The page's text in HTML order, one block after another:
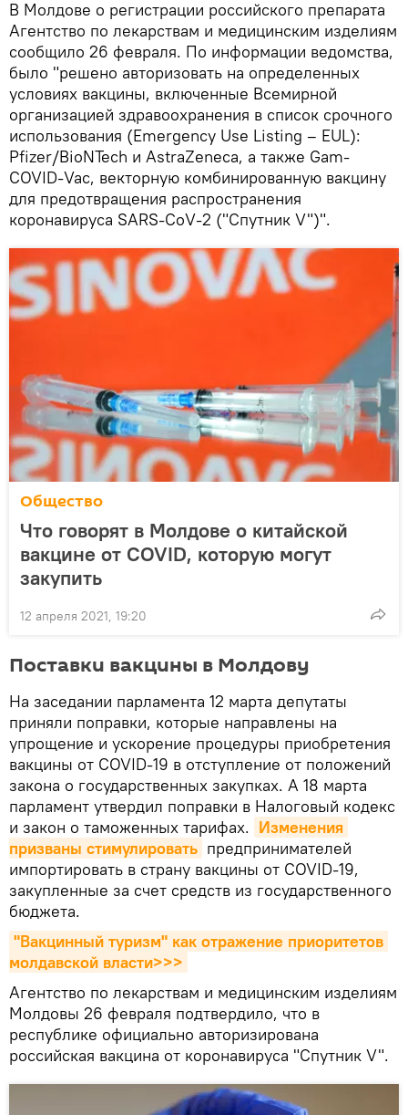
В Молдове о регистрации российского препарата
Агентство по лекарствам и медицинским изделиям
сообщило 26 февраля. По информации ведомства,
было "решено авторизовать на определенных
условиях вакцины, включенные Всемирной
организацией здравоохранения в список срочного
использования (Emergency Use Listing – EUL):
Pfizer/BioNTech и AstraZeneca, а также Gam-
COVID-Vac, векторную комбинированную вакцину
для предотвращения распространения
коронавируса SARS-CoV-2 ("Спутник V")".
Общество
Что говорят в Молдове о китайской
вакцине от COVID, которую могут
закупить
12 апреля 2021, 19:20
Поставки вакцины в Молдову
На заседании парламента 12 марта депутаты
приняли поправки, которые направлены на
упрощение и ускорение процедуры приобретения
вакцины от COVID-19 в отступление от положений
закона о государственных закупках. А 18 марта
парламент утвердил поправки в Налоговый кодекс
и закон о таможенных тарифах. Изменения
призваны стимулировать предпринимателей
импортировать в страну вакцины от COVID-19,
закупленные за счет средств из государственного
бюджета.
"Вакцинный туризм" как отражение приоритетов
молдавской власти>>>
Агентство по лекарствам и медицинским изделиям
Молдовы 26 февраля подтвердило, что в
республике официально авторизирована
российская вакцина от коронавируса "Спутник V".